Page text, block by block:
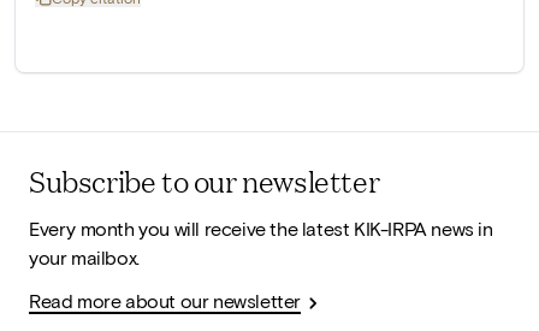
Subscribe to our newsletter
Every month you will receive the latest KIK-IRPA news in
your mailbox.
Read more about our newsletter